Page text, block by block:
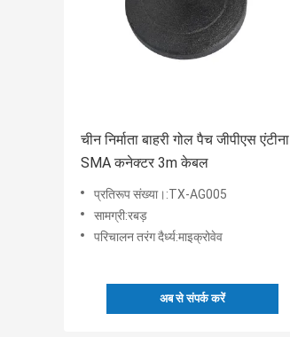
चीन निर्माता बाहरी गोल पैच जीपीएस एंटीना
SMA कनेक्टर 3m केबल
प्रतिरूप संख्या।:TX-AG005
सामग्री:रबड़
परिचालन तरंग दैर्ध्य:माइक्रोवेव
अब से संपर्क करें